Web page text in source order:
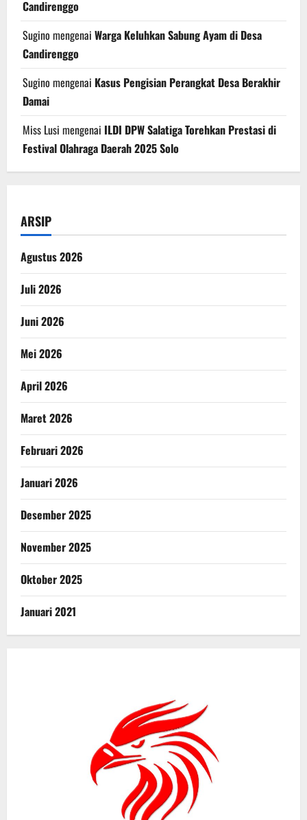
Candirenggo
Sugino mengenai Warga Keluhkan Sabung Ayam di Desa
Candirenggo
Sugino mengenai Kasus Pengisian Perangkat Desa Berakhir
Damai
Miss Lusi mengenai ILDI DPW Salatiga Torehkan Prestasi di
Festival Olahraga Daerah 2025 Solo
ARSIP
Agustus 2026
Juli 2026
Juni 2026
Mei 2026
April 2026
Maret 2026
Februari 2026
Januari 2026
Desember 2025
November 2025
Oktober 2025
Januari 2021